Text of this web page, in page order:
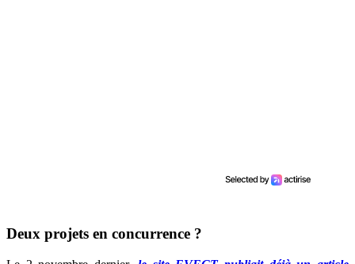
Deux projets en concurrence ?